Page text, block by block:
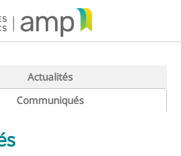
Actualités
Communiqués